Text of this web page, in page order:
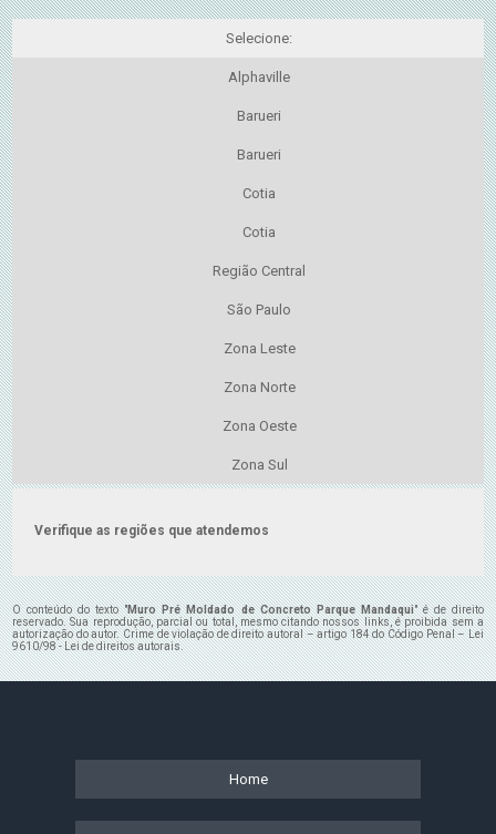
Selecione:
Alphaville
Barueri
Barueri
Cotia
Cotia
Região Central
São Paulo
Zona Leste
Zona Norte
Zona Oeste
Zona Sul
Verifique as regiões que atendemos
O conteúdo do texto "Muro Pré Moldado de Concreto Parque Mandaqui" é de direito
reservado. Sua reprodução, parcial ou total, mesmo citando nossos links, é proibida sem a
autorização do autor. Crime de violação de direito autoral – artigo 184 do Código Penal –Lei
9610/98 - Lei de direitos autorais.
Home